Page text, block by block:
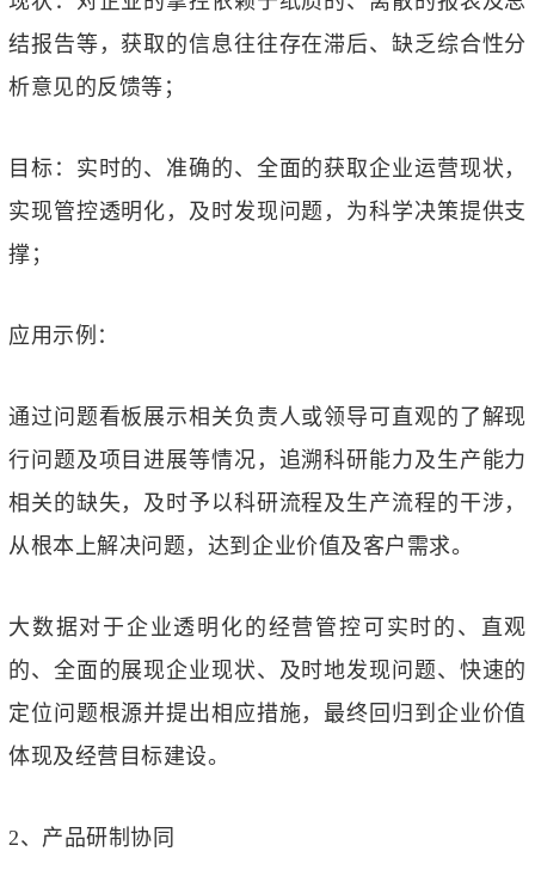
结报告等，获取的信息往往存在滞后、缺乏综合性分
析意见的反馈等；
目标：实时的、准确的、全面的获取企业运营现状，
实现管控透明化，及时发现问题，为科学决策提供支
撑；
应用示例：
通过问题看板展示相关负责人或领导可直观的了解现
行问题及项目进展等情况，追溯科研能力及生产能力
相关的缺失，及时予以科研流程及生产流程的干涉，
从根本上解决问题，达到企业价值及客户需求。
大数据对于企业透明化的经营管控可实时的、直观
的、全面的展现企业现状、及时地发现问题、快速的
定位问题根源并提出相应措施，最终回归到企业价值
体现及经营目标建设。
2、产品研制协同